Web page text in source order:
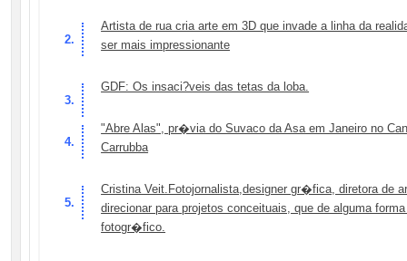
Artista de rua cria arte em 3D que invade a linha da
ser mais impressionante
GDF: Os insaci?veis das tetas da loba.
"Abre Alas", pr�via do Suvaco da Asa em Janeiro no
Carrubba
Cristina Veit.Fotojornalista,designer gr�fica, diretora de
direcionar para projetos conceituais, que de alguma
fotogr�fico.